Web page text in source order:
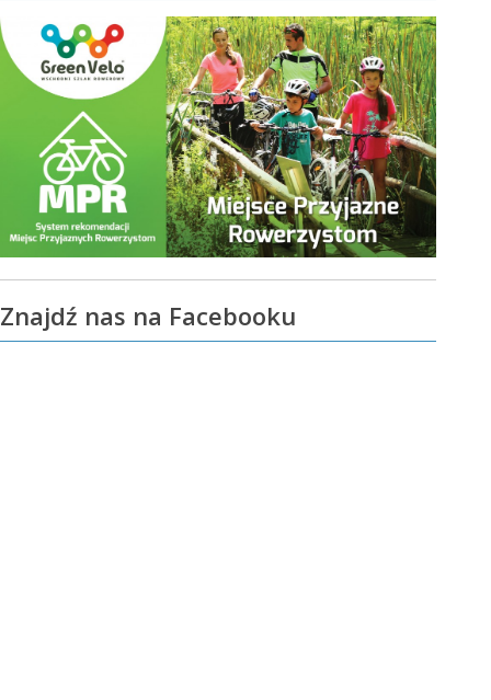
Znajdź nas na Facebooku